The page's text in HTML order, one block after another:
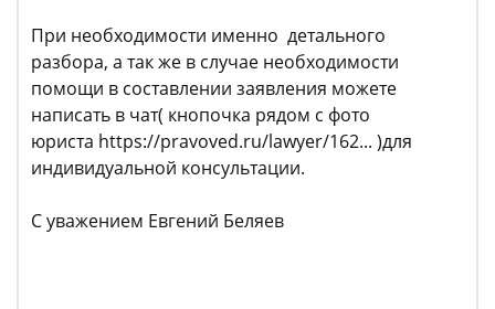
При необходимости именно детального
разбора, а так же в случае необходимости
помощи в составлении заявления можете
написать в чат( кнопочка рядом с фото
юриста https://pravoved.ru/lawyer/162... )для
индивидуальной консультации.
С уважением Евгений Беляев